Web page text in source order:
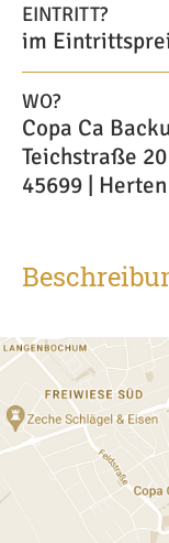
EINTRITT?
im
WO?
Copa Ca
Teichstraße 20
45699 | Herten